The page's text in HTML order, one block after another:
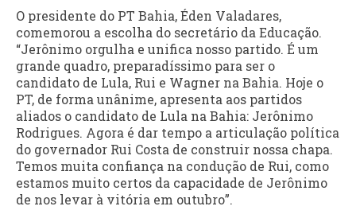
O presidente do PT Bahia, Éden Valadares,
comemorou a escolha do secretário da Educação.
“Jerônimo orgulha e unifica nosso partido. É um
grande quadro, preparadíssimo para ser o
candidato de Lula, Rui e Wagner na Bahia. Hoje o
PT, de forma unânime, apresenta aos partidos
aliados o candidato de Lula na Bahia: Jerônimo
Rodrigues. Agora é dar tempo a articulação política
do governador Rui Costa de construir nossa chapa.
Temos muita confiança na condução de Rui, como
estamos muito certos da capacidade de Jerônimo
de nos levar à vitória em outubro”.